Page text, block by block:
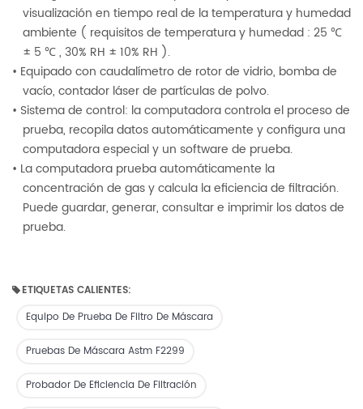
visualización en tiempo real de la temperatura y humedad
ambiente ( requisitos de temperatura y humedad : 25 ℃
± 5 ℃, 30% RH ± 10% RH ).
• Equipado con caudalímetro de rotor de vidrio, bomba de
vacío, contador láser de partículas de polvo.
• Sistema de control: la computadora controla el proceso de
prueba, recopila datos automáticamente y configura una
computadora especial y un software de prueba.
• La computadora prueba automáticamente la
concentración de gas y calcula la eficiencia de filtración.
Puede guardar, generar, consultar e imprimir los datos de
prueba.
ETIQUETAS CALIENTES:
Equipo De Prueba De Filtro De Máscara
Pruebas De Máscara Astm F2299
Probador De Eficiencia De Filtración